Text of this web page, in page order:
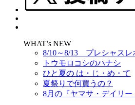
WHAT’s NEW
8/10～8/13 プレシャスレ
トウモロコシのハナシ
ひと夏の は・じ・め・て
夏祭りで何買うの？
8月の『ヤマサ・デイリー